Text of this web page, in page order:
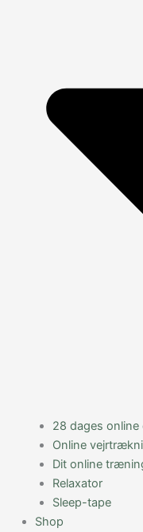
28 dages online
Online
Dit online
Relaxator
Sleep-tape
Shop